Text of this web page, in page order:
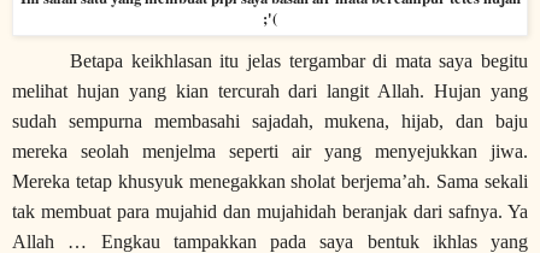
;'(
Betapa keikhlasan itu jelas tergambar di mata saya begitu
melihat hujan yang kian tercurah dari langit Allah. Hujan yang
sudah sempurna membasahi sajadah, mukena, hijab, dan baju
mereka seolah menjelma seperti air yang menyejukkan jiwa.
Mereka tetap khusyuk menegakkan sholat berjema’ah. Sama sekali
tak membuat para mujahid dan mujahidah beranjak dari safnya. Ya
Allah … Engkau tampakkan pada saya bentuk ikhlas yang